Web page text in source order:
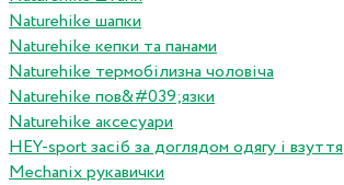
Naturehike шапки
Naturehike кепки та панами
Naturehike термобілизна чоловіча
Naturehike пов&#039;язки
Naturehike аксесуари
HEY-sport засіб за доглядом одягу і взуття
Mechanix рукавички